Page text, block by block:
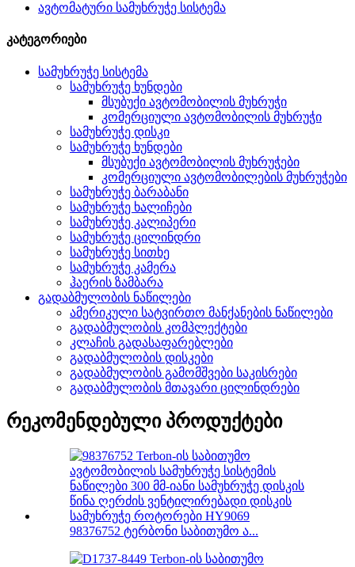
ავტომატური სამუხრუჭე სისტემა
კატეგორიები
სამუხრუჭე სისტემა
სამუხრუჭე ხუნდები
მსუბუქი ავტომობილის მუხრუჭი
კომერციული ავტომობილის მუხრუჭი
სამუხრუჭე დისკი
სამუხრუჭე ხუნდები
მსუბუქი ავტომობილის მუხრუჭები
კომერციული ავტომობილების მუხრუჭები
სამუხრუჭე ბარაბანი
სამუხრუჭე ხალიჩები
სამუხრუჭე კალიპერი
სამუხრუჭე ცილინდრი
სამუხრუჭე სითხე
სამუხრუჭე კამერა
ჰაერის ზამბარა
გადაბმულობის ნაწილები
ამერიკული სატვირთო მანქანების ნაწილები
გადაბმულობის კომპლექტები
კლაჩის გადასაფარებლები
გადაბმულობის დისკები
გადაბმულობის გამომშვები საკისრები
გადაბმულობის მთავარი ცილინდრები
რეკომენდებული პროდუქტები
98376752 ტერბონი საბითუმო ა...